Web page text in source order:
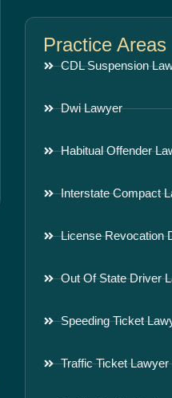
Practice Areas
CDL Suspension
Dwi Lawyer
Habitual Offender
Interstate Compact
License Revocation
Out Of State Driver
Speeding Ticket
Traffic Ticket Lawyer